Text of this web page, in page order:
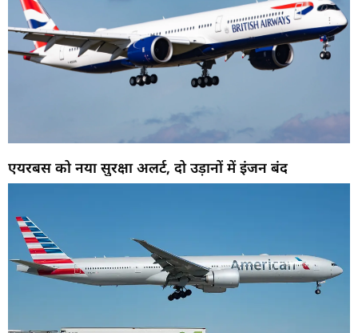
एयरबस को नया सुरक्षा अलर्ट, दो उड़ानों में इंजन बंद